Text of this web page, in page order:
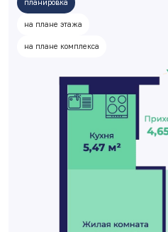
планировка
на плане этажа
на плане комплекса